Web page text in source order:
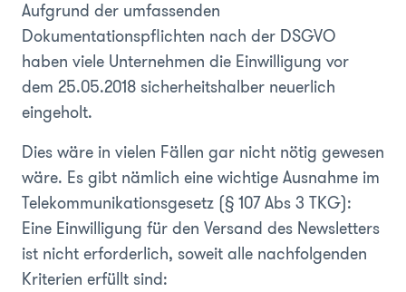
Aufgrund der umfassenden
Dokumentationspflichten nach der DSGVO
haben viele Unternehmen die Einwilligung vor
dem 25.05.2018 sicherheitshalber neuerlich
eingeholt.
Dies wäre in vielen Fällen gar nicht nötig gewesen
wäre. Es gibt nämlich eine wichtige Ausnahme im
Telekommunikationsgesetz (§ 107 Abs 3 TKG):
Eine Einwilligung für den Versand des Newsletters
ist nicht erforderlich, soweit alle nachfolgenden
Kriterien erfüllt sind: